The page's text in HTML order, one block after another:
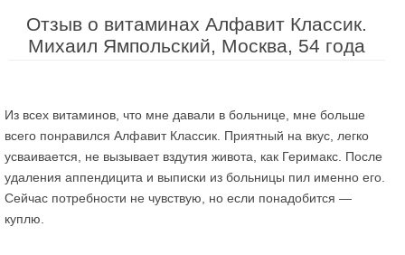
Отзыв о витаминах Алфавит Классик.
Михаил Ямпольский, Москва, 54 года
Из всех витаминов, что мне давали в больнице, мне больше
всего понравился Алфавит Классик. Приятный на вкус, легко
усваивается, не вызывает вздутия живота, как Геримакс. После
удаления аппендицита и выписки из больницы пил именно его.
Сейчас потребности не чувствую, но если понадобится —
куплю.